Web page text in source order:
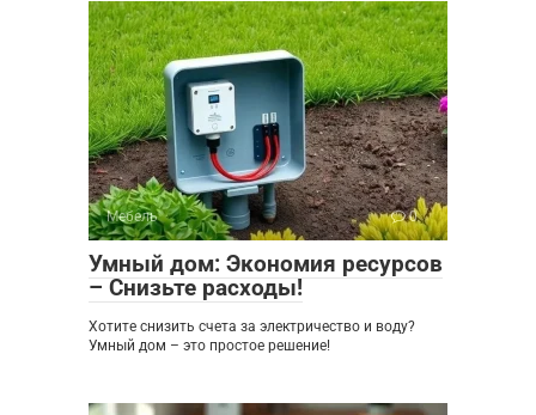
Мебель 0
Умный дом: Экономия ресурсов
– Снизьте расходы!
Хотите снизить счета за электричество и воду?
Умный дом – это простое решение!